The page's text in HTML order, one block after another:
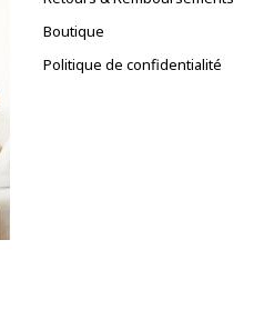
Boutique
Politique de confidentialité